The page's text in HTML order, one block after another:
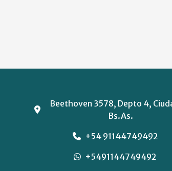
Beethoven 3578, Depto 4,
Bs.As.
+54 91144749492
+5491144749492